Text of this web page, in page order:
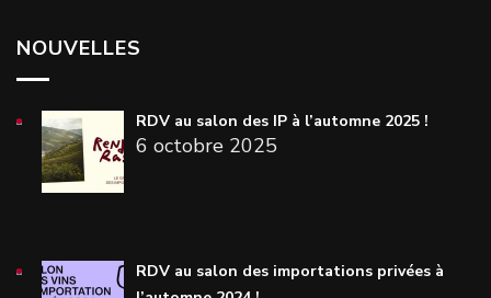
NOUVELLES
RDV au salon des IP à l’automne 2025 !
6 octobre 2025
RDV au salon des importations privées à